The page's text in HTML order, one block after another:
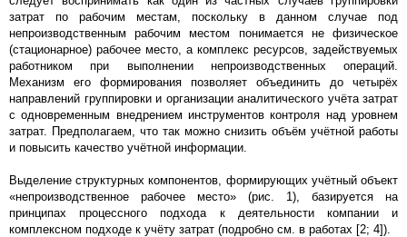
затрат по рабочим местам, поскольку в данном случае под
непроизводственным рабочим местом понимается не физическое
(стационарное) рабочее место, а комплекс ресурсов, задействуемых
работником при выполнении непроизводственных операций.
Механизм его формирования позволяет объединить до четырёх
направлений группировки и организации аналитического учёта затрат
с одновременным внедрением инструментов контроля над уровнем
затрат. Предполагаем, что так можно снизить объём учётной работы
и повысить качество учётной информации.
Выделение структурных компонентов, формирующих учётный объект
«непроизводственное рабочее место» (рис. 1), базируется на
принципах процессного подхода к деятельности компании и
комплексном подходе к учёту затрат (подробно см. в работах [2; 4]).